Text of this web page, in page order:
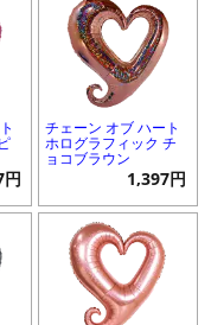
円
チェーン オブ ハート
ホログラフィック チ
ョコブラウン
1,397円